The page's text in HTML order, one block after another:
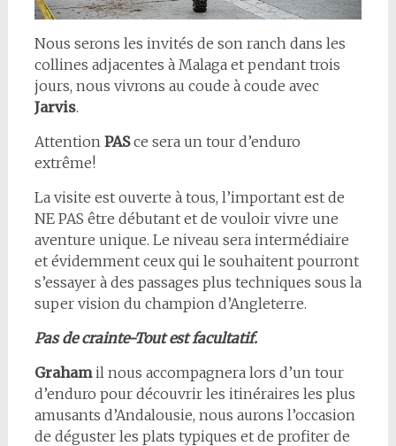
Nous serons les invités de son ranch dans les
collines adjacentes à Malaga et pendant trois
jours, nous vivrons au coude à coude avec
Jarvis.
Attention PASce sera un tour d’enduro
extrême!
La visite est ouverte à tous, l’important est de
NE PAS être débutant et de vouloir vivre une
aventure unique. Le niveau sera intermédiaire
et évidemment ceux qui le souhaitent pourront
s’essayer à des passages plus techniques sous la
super vision du champion d’Angleterre.
Pas de crainte-Tout est facultatif.
Grahamil nous accompagnera lors d’un tour
d’enduro pour découvrir les itinéraires les plus
amusants d’Andalousie, nous aurons l’occasion
de déguster les plats typiques et de profiter de